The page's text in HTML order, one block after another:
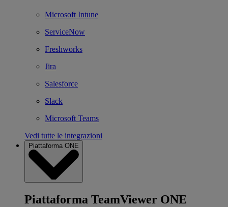
Microsoft Intune
ServiceNow
Freshworks
Jira
Salesforce
Slack
Microsoft Teams
Vedi tutte le integrazioni
Piattaforma ONE
Piattaforma TeamViewer ONE